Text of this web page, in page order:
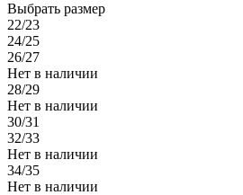
Выбрать размер
22/23
24/25
26/27
Нет в наличии
28/29
Нет в наличии
30/31
32/33
Нет в наличии
34/35
Нет в наличии